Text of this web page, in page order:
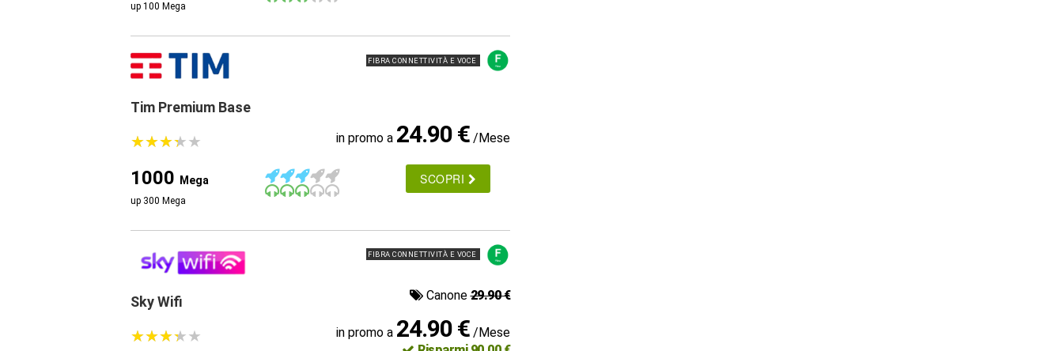
up 100 Mega
FIBRA CONNETTIVITÀ E VOCE
Tim Premium Base
★★★★★
★★★★★ in promo a 24.90 € /Mese
1000 Mega
up 300 Mega
SCOPRI
FIBRA CONNETTIVITÀ E VOCE
Sky Wifi Canone29.90 €
★★★★★
★★★★★ in promo a 24.90 € /Mese